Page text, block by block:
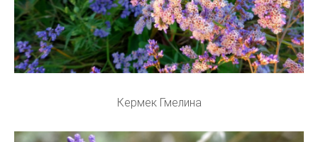
Кермек Гмелина